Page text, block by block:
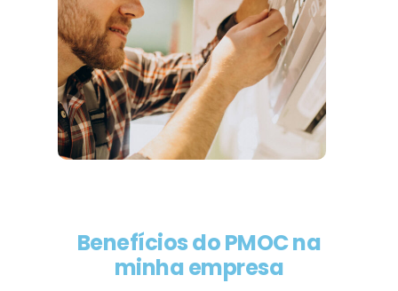
Benefícios do PMOC na
minha empresa